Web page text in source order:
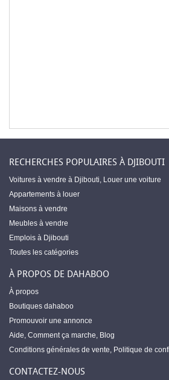
RECHERCHES POPULAIRES À DJIBOUTI
Voitures à vendre à Djibouti, Louer une voiture
Appartements à louer
Maisons à vendre
Meubles à vendre
Emplois à Djibouti
Toutes les catégories
À PROPOS DE DAHABOO
À propos
Boutiques dahaboo
Promouvoir une annonce
Aide, Comment ça marche, Blog
Conditions générales de vente, Politique de
CONTACTEZ-NOUS